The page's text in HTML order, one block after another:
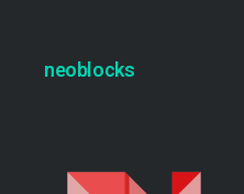
neoblocks